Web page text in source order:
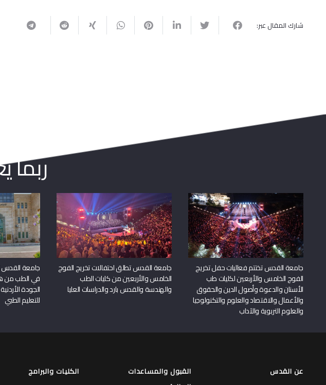
شارك المقال عبر:
ربما
جامعة القدس تختتم فعاليات حفل تخريج
الفوج الخامس والأربعين لكليات طب
الأسنان والدعوة وأصول الدين والحقوق
والأعمال والاقتصاد والعلوم والتكنولوجيا
والعلوم التربوية والآداب
جامعة القدس تطلق احتفالات تخريج الفوج
الخامس والأربعين من كليات الطب
والهندسة والقدس بارد والدراسات العليا
جامعة القدس
في الطب من
الجودة
للتعليم الطبي
عن القدس
القبول والمساعدات
الكليات والبرامج